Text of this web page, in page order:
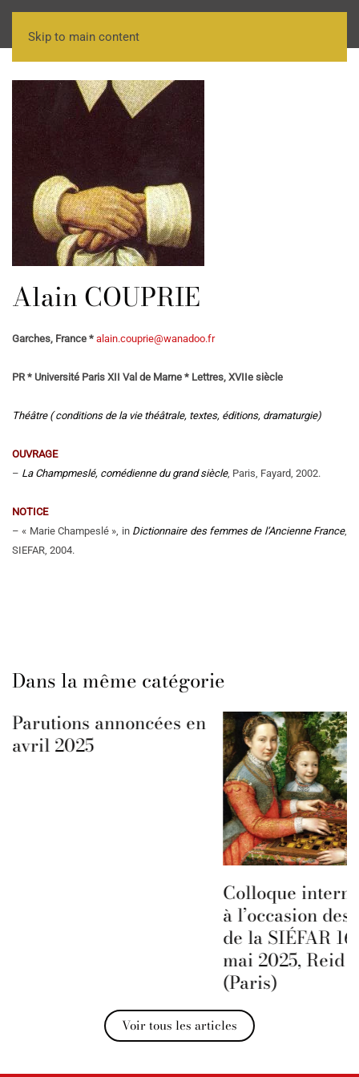
Skip to main content
Alain COUPRIE
Garches, France * alain.couprie@wanadoo.fr
PR * Université Paris XII Val de Marne * Lettres, XVIIe siècle
Théâtre ( conditions de la vie théâtrale, textes, éditions, dramaturgie)
OUVRAGE
– La Champmeslé, comédienne du grand siècle, Paris, Fayard, 2002.
NOTICE
– « Marie Champeslé », in Dictionnaire des femmes de l’Ancienne France,
SIEFAR, 2004.
Dans la même catégorie
Parutions annoncées en
avril 2025
Colloque
à l’occasion des
de la SIÉFAR 16
mai 2025, Reid
(Paris)
Voir tous les articles